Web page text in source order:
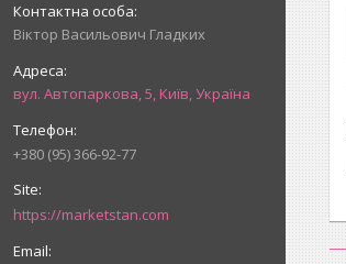
Віктор Васильович Гладких
вул. Автопаркова, 5, Київ, Україна
+380 (95) 366-92-77
https://marketstan.com